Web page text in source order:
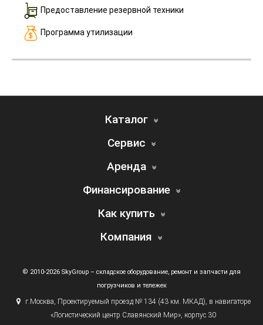
Предоставление резервной техники
Программа утилизации
Каталог
Сервис
Аренда
Финансирование
Как купить
Компания
© 2010-2026 SkyGroup – складское оборудование, ремонт и запчасти для
погрузчиков и тележек
г. Москва, Проектируемый проезд № 134 (43км. МКАД), в навигаторе
«Логистический центр Славянский Мир», корпус 30